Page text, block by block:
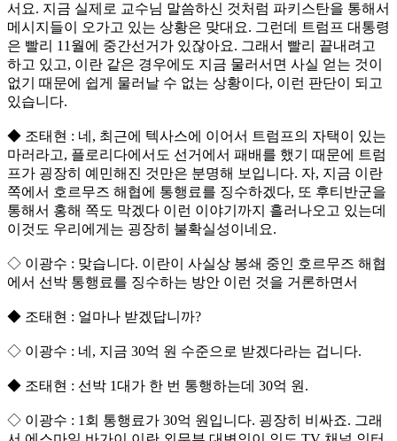
서요. 지금 실제로 교수님 말씀하신 것처럼 파키스탄을 통해서
메시지들이 오가고 있는 상황은 맞대요. 그런데 트럼프 대통령
은 빨리 11월에 중간선거가 있잖아요. 그래서 빨리 끝내려고
하고 있고, 이란 같은 경우에도 지금 물러서면 사실 얻는 것이
없기 때문에 쉽게 물러날 수 없는 상황이다, 이런 판단이 되고
있습니다.
◆ 조태현 : 네, 최근에 텍사스에 이어서 트럼프의 자택이 있는
마러라고, 플로리다에서도 선거에서 패배를 했기 때문에 트럼
프가 굉장히 예민해진 것만은 분명해 보입니다. 자, 지금 이란
쪽에서 호르무즈 해협에 통행료를 징수하겠다, 또 후티반군을
통해서 홍해 쪽도 막겠다 이런 이야기까지 흘러나오고 있는데
이것도 우리에게는 굉장히 불확실성이네요.
◇ 이광수 : 맞습니다. 이란이 사실상 봉쇄 중인 호르무즈 해협
에서 선박 통행료를 징수하는 방안 이런 것을 거론하면서
◆ 조태현 : 얼마나 받겠답니까?
◇ 이광수 : 네, 지금 30억 원 수준으로 받겠다라는 겁니다.
◆ 조태현 : 선박 1대가 한 번 통행하는데 30억 원.
◇ 이광수 : 1회 통행료가 30억 원입니다. 굉장히 비싸죠. 그래